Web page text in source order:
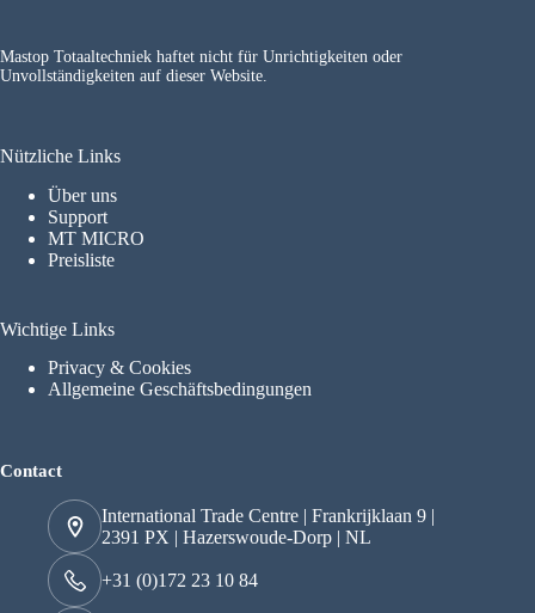
Mastop Totaaltechniek haftet nicht für Unrichtigkeiten oder
Unvollständigkeiten auf dieser Website.
Nützliche Links
Über uns
Support
MT MICRO
Preisliste
Wichtige Links
Privacy & Cookies
Allgemeine Geschäftsbedingungen
Contact
International Trade Centre | Frankrijklaan 9 |
2391 PX | Hazerswoude-Dorp | NL
+31 (0)172 23 10 84